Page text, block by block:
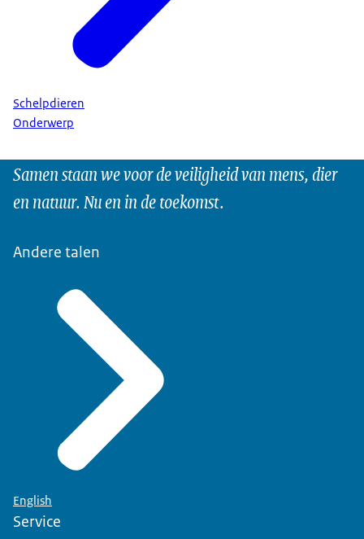
Schelpdieren
Onderwerp
Samen staan we voor de veiligheid van mens, dier
en natuur. Nu en in de toekomst.
Andere talen
English
Service